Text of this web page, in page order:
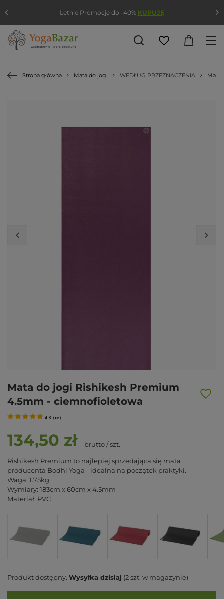
Strona główna Mata do jogi WEDŁUG PRZEZNACZENIA Mata
Mata do jogi Rishikesh Premium
4.5mm - ciemnofioletowa
4.8 ( 86)
134,50 zł brutto/szt.
Rishikesh Premium to najlepiej sprzedająca się mata
producenta Bodhi Yoga - idealna na początek praktyki.
Waga: 1.75kg
Wymiary: 183cm x 60cm x 4.5mm
Materiał: PVC
Produkt dostępny Wysyłka dzisiaj (2 szt. w magazynie)
Letnie Promocje do -40% KUPUJĘ